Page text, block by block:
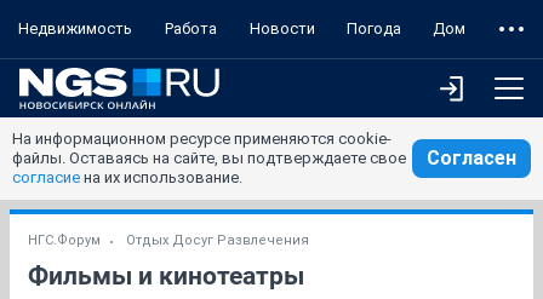
Недвижимость Работа Новости Погода Дом
На информационном ресурсе применяются cookie-
файлы. Оставаясь на сайте, вы подтверждаете свое
согласие на их использование.
Согласен
НГС.Форум Отдых Досуг Развлечения
Фильмы и кинотеатры